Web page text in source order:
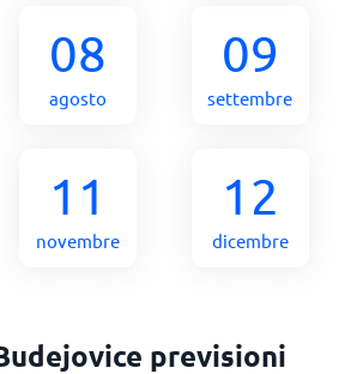
08
agosto
09
settembre
11
novembre
12
dicembre
previsioni